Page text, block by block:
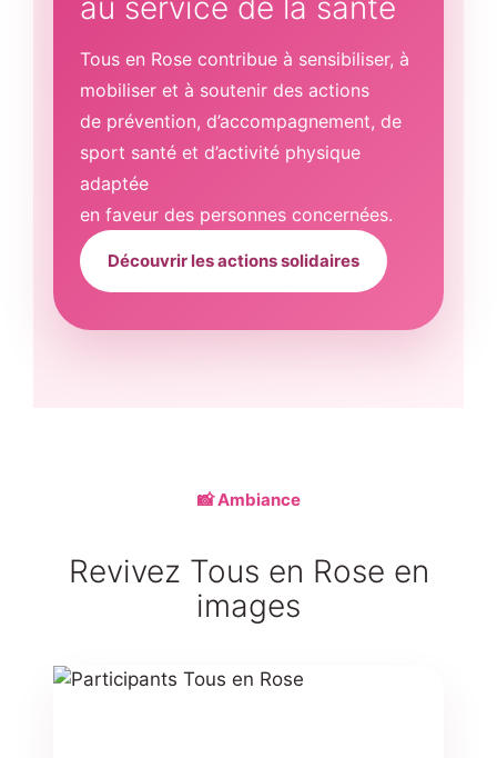
au service de la santé
Tous en Rose contribue à sensibiliser, à
mobiliser et à soutenir des actions
de prévention, d’accompagnement, de
sport santé et d’activité physique
adaptée
en faveur des personnes concernées.
Découvrir les actions solidaires
📸 Ambiance
Revivez Tous en Rose en
images